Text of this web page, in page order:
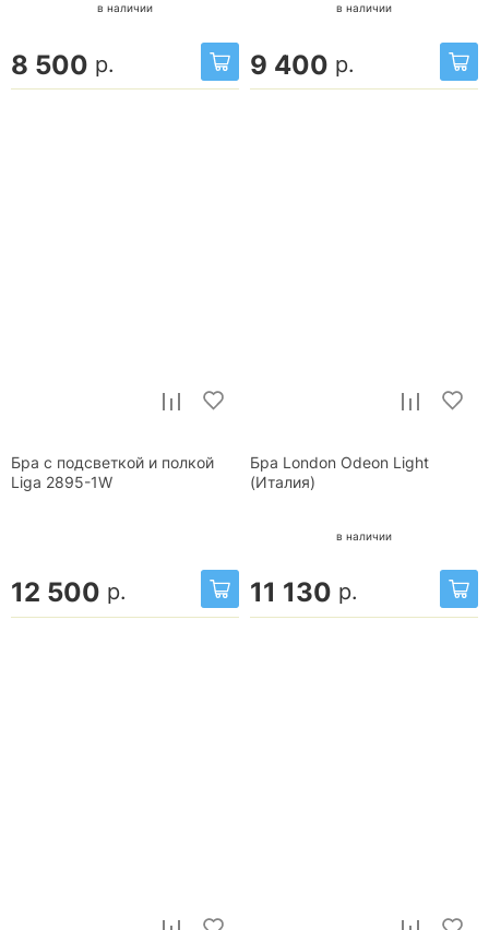
в наличии
8 500 р.
в наличии
9 400 р.
Бра с подсветкой и полкой
Liga 2895-1W
12 500 р.
Бра London Odeon Light
(Италия)
в наличии
11 130 р.